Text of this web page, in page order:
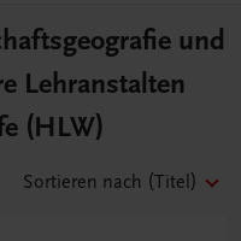
und
Lehranstalten
(HLW)
Sortieren nach (Titel)